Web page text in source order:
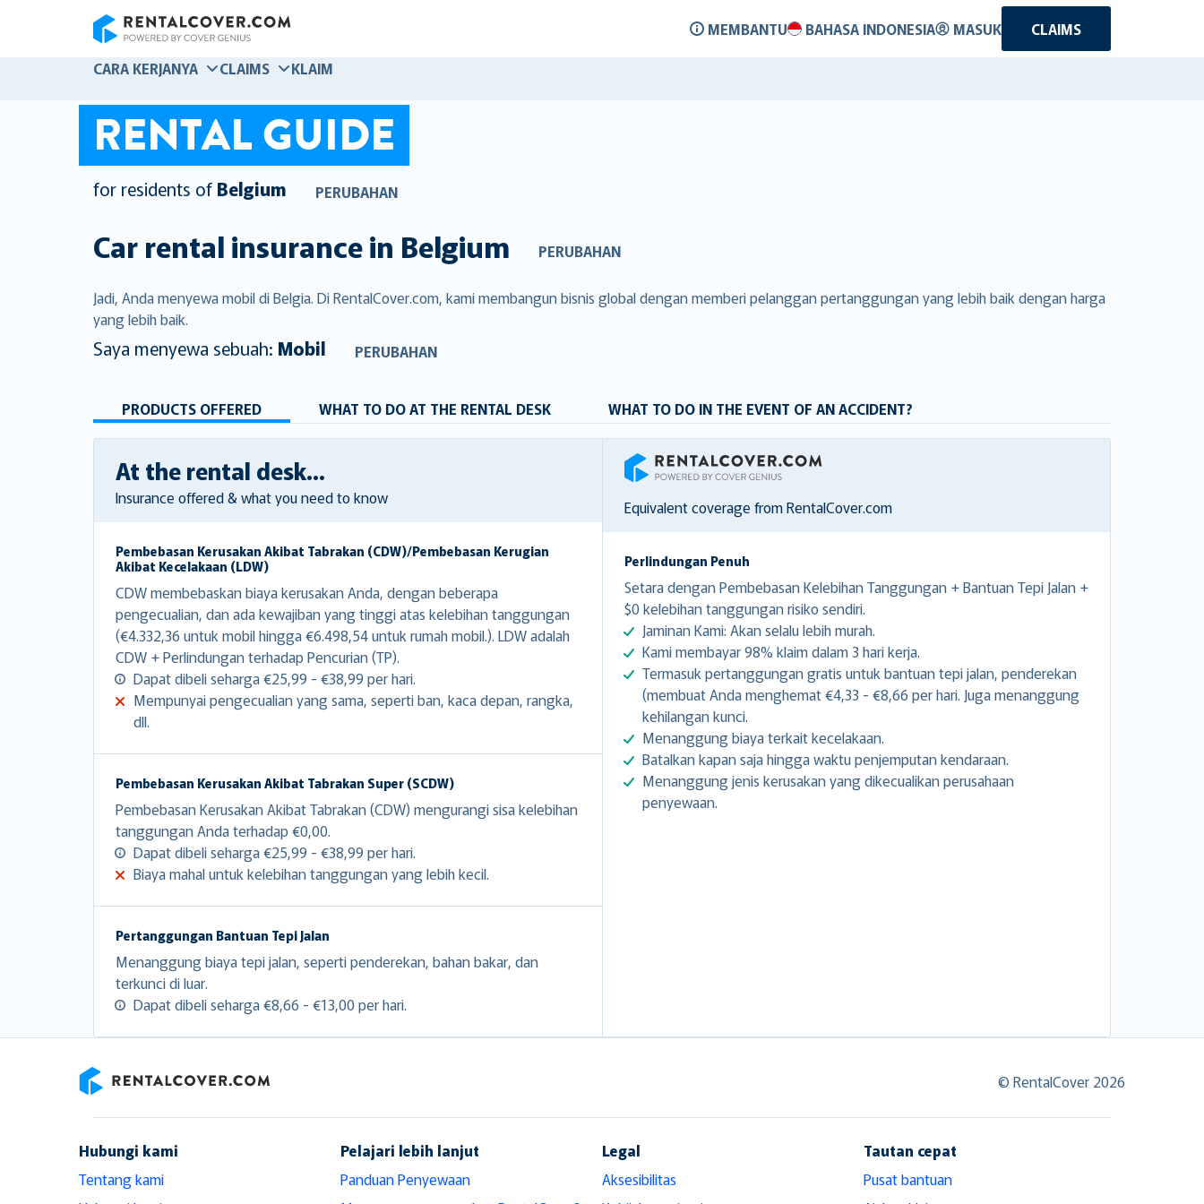
MEMBANTU BAHASA INDONESIA MASUK
CLAIMS
CARA KERJANYA
CLAIMS KLAIM
RENTAL GUIDE
for residents of Belgium PERUBAHAN
Car rental insurance in Belgium PERUBAHAN
Jadi, Anda menyewa mobil di Belgia. Di RentalCover.com, kami membangun bisnis global dengan memberi pelanggan pertanggungan yang lebih baik dengan harga
yang lebih baik.
Saya menyewa sebuah: Mobil PERUBAHAN
PRODUCTS OFFERED WHAT TO DO AT THE RENTAL DESK WHAT TO DO IN THE EVENT OF AN ACCIDENT?
At the rental desk...
Insurance offered & what you need to know
Pembebasan Kerusakan Akibat Tabrakan (CDW)/Pembebasan Kerugian
Akibat Kecelakaan (LDW)
CDW membebaskan biaya kerusakan Anda, dengan beberapa
pengecualian, dan ada kewajiban yang tinggi atas kelebihan tanggungan
(€4.332,36 untuk mobil hingga €6.498,54 untuk rumah mobil.). LDW adalah
CDW + Perlindungan terhadap Pencurian (TP).
Dapat dibeli seharga €25,99 - €38,99 per hari.
Mempunyai pengecualian yang sama, seperti ban, kaca depan, rangka,
dll.
Pembebasan Kerusakan Akibat Tabrakan Super (SCDW)
Pembebasan Kerusakan Akibat Tabrakan (CDW) mengurangi sisa kelebihan
tanggungan Anda terhadap €0,00.
Dapat dibeli seharga €25,99 - €38,99 per hari.
Biaya mahal untuk kelebihan tanggungan yang lebih kecil.
Pertanggungan Bantuan Tepi Jalan
Menanggung biaya tepi jalan, seperti penderekan, bahan bakar, dan
terkunci di luar.
Dapat dibeli seharga €8,66 - €13,00 per hari.
RentalCover
Equivalent coverage from RentalCover.com
Perlindungan Penuh
Setara dengan Pembebasan Kelebihan Tanggungan + Bantuan Tepi Jalan +
$0 kelebihan tanggungan risiko sendiri.
Jaminan Kami: Akan selalu lebih murah.
Kami membayar 98% klaim dalam 3 hari kerja.
Termasuk pertanggungan gratis untuk bantuan tepi jalan, penderekan
(membuat Anda menghemat €4,33 - €8,66 per hari. Juga menanggung
kehilangan kunci.
Menanggung biaya terkait kecelakaan.
Batalkan kapan saja hingga waktu penjemputan kendaraan.
Menanggung jenis kerusakan yang dikecualikan perusahaan
penyewaan.
© RentalCover 2026
Hubungi kami
Tentang kami
Pelajari lebih lanjut
Panduan Penyewaan
Legal
Aksesibilitas
Tautan cepat
Pusat bantuan